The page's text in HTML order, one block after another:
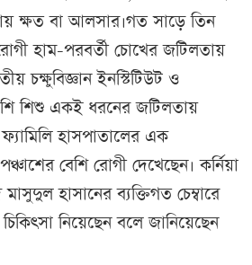
ক্ষত বা আলসার।গত সাড়ে তিন
হাম-পরবর্তী চোখের জটিলতায়
চক্ষুবিজ্ঞান ইনস্টিটিউট ও
শিশু একই ধরনের জটিলতায়
ফ্যামিলি হাসপাতালের এক
বেশি রোগী দেখেছেন। কর্নিয়া
হাসানের ব্যক্তিগত চেম্বারে
নিয়েছেন বলে জানিয়েছেন